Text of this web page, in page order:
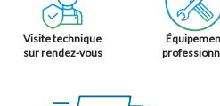
Visite technique
sur rendez-vous